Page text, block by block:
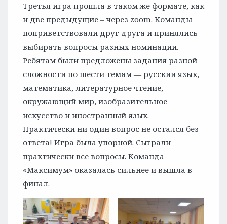
Третья игра прошла в таком же формате, как
и две предыдущие – через zoom. Команды
поприветствовали друг друга и принялись
выбирать вопросы разных номинаций.
Ребятам были предложены задания разной
сложности по шести темам — русский язык,
математика, литературное чтение,
окружающий мир, изобразительное
искусство и иностранный язык.
Практически ни один вопрос не остался без
ответа! Игра была упорной. Сыграли
практически все вопросы. Команда
«Максимум» оказалась сильнее и вышла в
финал.